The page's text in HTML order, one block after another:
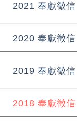
2021 奉獻徵信
2020 奉獻徵信
2019 奉獻徵信
2018 奉獻徵信